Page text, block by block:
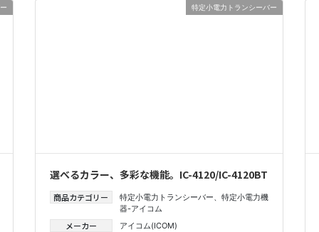
特定小電力トランシーバー
選べるカラー、多彩な機能。IC-4120/IC-4120BT
商品カテゴリー 特定小電力トランシーバー、 特定小電力機
器-アイコム
メーカー アイコム(ICOM)